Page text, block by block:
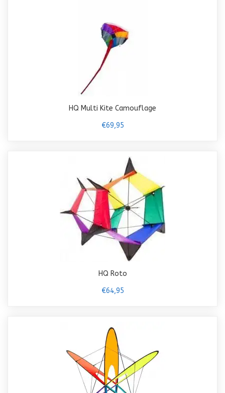
HQ Multi Kite Camouflage
€69,95
HQ Roto
€64,95